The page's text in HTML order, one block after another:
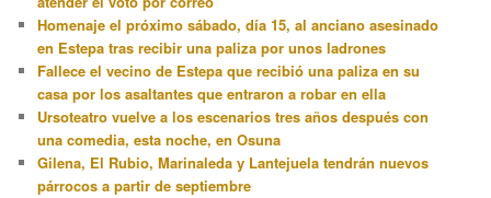
Homenaje el próximo sábado, día 15, al anciano asesinado
en Estepa tras recibir una paliza por unos ladrones
Fallece el vecino de Estepa que recibió una paliza en su
casa por los asaltantes que entraron a robar en ella
Ursoteatro vuelve a los escenarios tres años después con
una comedia, esta noche, en Osuna
Gilena, El Rubio, Marinaleda y Lantejuela tendrán nuevos
párrocos a partir de septiembre